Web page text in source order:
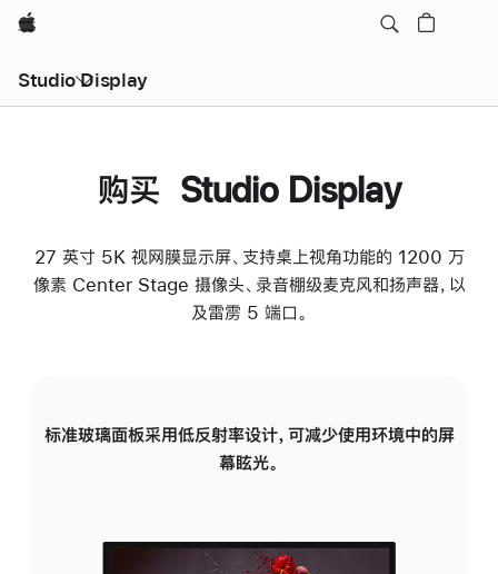
Apple
Studio Display
购买 Studio Display
27 英寸 5K 视网膜显示屏、支持桌上视角功能的 1200 万
像素 Center Stage 摄像头、录音棚级麦克风和扬声器，以
及雷雳 5 端口。
标准玻璃面板采用低反射率设计，可减少使用环境中的屏
幕眩光。